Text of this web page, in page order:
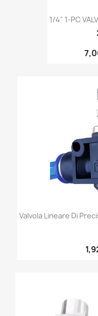
1/4" 1-PC
Valvola Lineare Di